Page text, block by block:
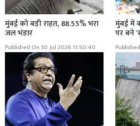
मुंबई को बड़ी राहत, 88.55% भरा
जल भंडार
Published On 30 Jul 2026 11:50:40
मुंबई में
पर बने